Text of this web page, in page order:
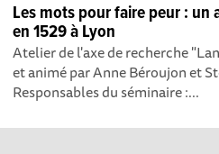
Les mots pour faire peur : un
en 1529 à Lyon
Atelier de l'axe de recherche
et animé par Anne Béroujon et
Responsables du séminaire :...